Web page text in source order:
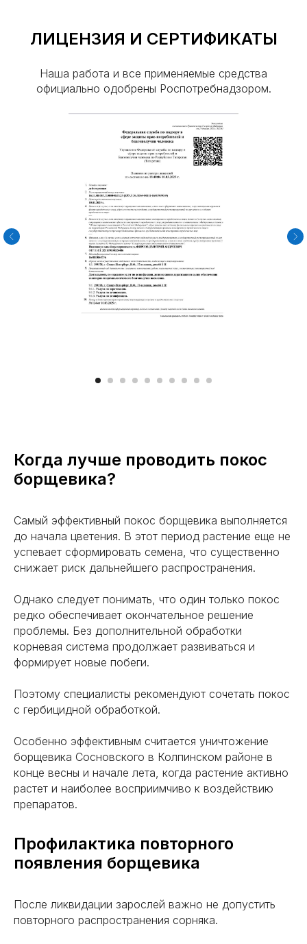
ЛИЦЕНЗИЯ И СЕРТИФИКАТЫ
Наша работа и все применяемые средства
официально одобрены Роспотребнадзором.
Когда лучше проводить покос
борщевика?
Самый эффективный покос борщевика выполняется
до начала цветения. В этот период растение еще не
успевает сформировать семена, что существенно
снижает риск дальнейшего распространения.
Однако следует понимать, что один только покос
редко обеспечивает окончательное решение
проблемы. Без дополнительной обработки
корневая система продолжает развиваться и
формирует новые побеги.
Поэтому специалисты рекомендуют сочетать покос
с гербицидной обработкой.
Особенно эффективным считается уничтожение
борщевика Сосновского в Колпинском районе в
конце весны и начале лета, когда растение активно
растет и наиболее восприимчиво к воздействию
препаратов.
Профилактика повторного
появления борщевика
После ликвидации зарослей важно не допустить
повторного распространения сорняка.
Моль
Вши
Мухи
Короеды
Мыши
Крысы
Дератизация
Плесень и грибок
Дез. после смерти
О нас
Все права защищены. 2025.